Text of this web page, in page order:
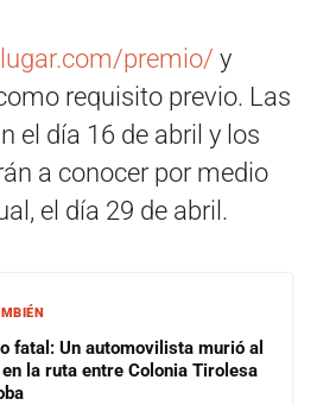
premio/ y
requisito previo. Las
el día 16 de abril y los
a conocer por medio
el día 29 de abril.
fatal: Un automovilista murió al
la ruta entre Colonia Tirolesa